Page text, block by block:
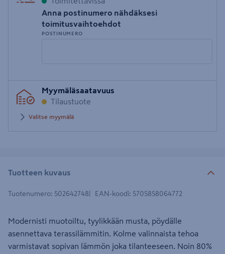
Anna postinumero nähdäksesi
toimitusvaihtoehdot
POSTINUMERO
postinumero
Myymäläsaatavuus
Tilaustuote
Valitse myymälä
Tuotteen kuvaus
Tuotenumero: 502642748 EAN-koodi: 5705858064772
Modernisti muotoiltu, tyylikkään musta, pöydälle
asennettava terassilämmitin. Kolme valinnaista tehoa
varmistavat sopivan lämmön joka tilanteeseen. Noin 80%